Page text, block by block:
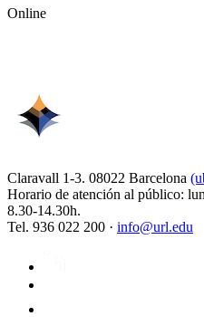
Online
Claravall 1-3. 08022 Barcelona
Horario de atención al público:
8.30-14.30h.
Tel. 936 022 200 · info@url.edu